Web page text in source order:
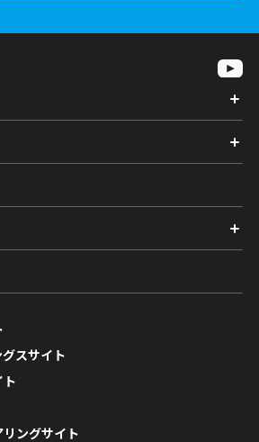
スサイト
ングサイト